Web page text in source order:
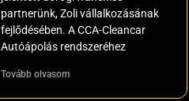
partnerünk, Zoli vállalkozásának
fejlődésében. A CCA-Cleancar
Autóápolás rendszeréhez
Tovább olvasom